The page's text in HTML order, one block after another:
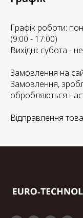
Графік роботи:
(9:00 - 17:00)
Вихідні: субота -
Замовлення на
Замовлення,
обробляються
Відправлення